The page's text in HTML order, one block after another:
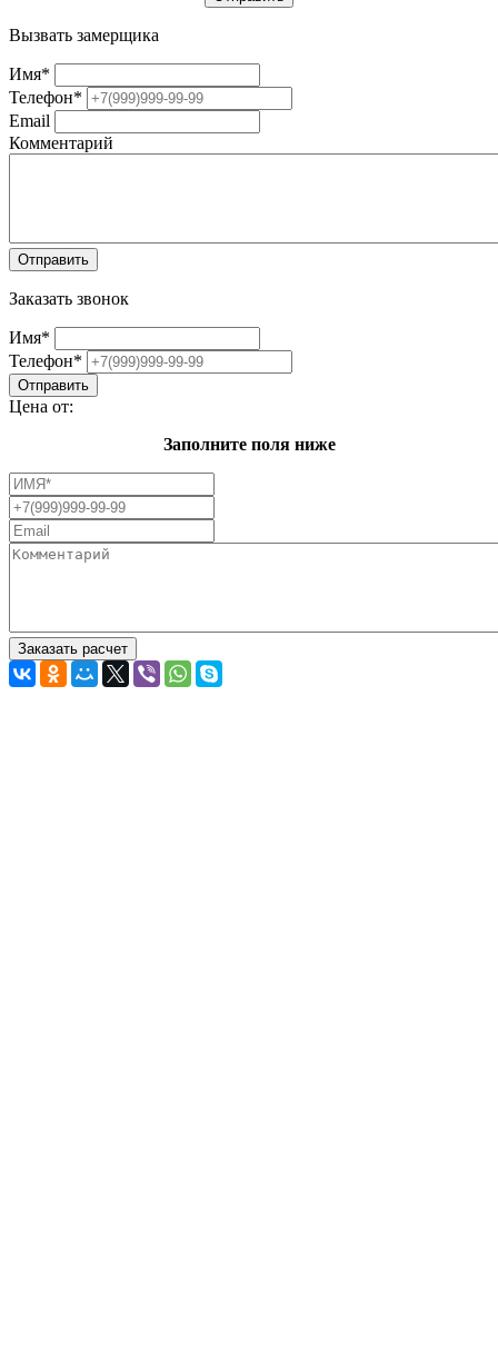
Вызвать замерщика
Имя*
Телефон*
Email
Комментарий
Заказать звонок
Имя*
Телефон*
Цена от:
Заполните поля ниже